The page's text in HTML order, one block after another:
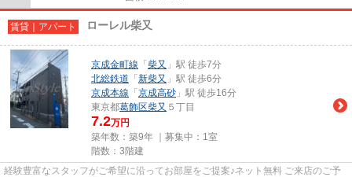
賃貸｜アパート ローレル柴又
京成金町線 「 柴又 」駅 徒歩7分
北総鉄道 「 新柴又 」駅 徒歩6分
京成本線 「 京成高砂 」駅 徒歩16分
東京都葛飾区柴又 ５丁目
7.2万円
築年数：築9年 ｜募集中： 1室
階数：3階建
経験豊富なスタッフがご希望に沿ってお部屋をご提案♪ネット無料 ご来店のご予